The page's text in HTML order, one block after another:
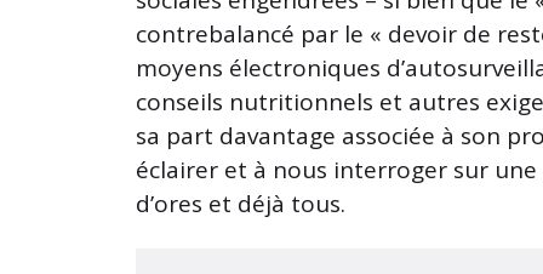
contrebalancé par le « devoir de
moyens électroniques
conseils nutritionnels et autres
sa part davantage associée à son
éclairer et à nous interroger sur
d’ores et déjà tous.